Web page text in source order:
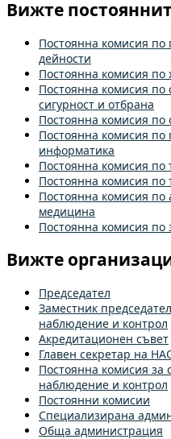
Вижте
Постоянна комисия по
дейности
Постоянна комисия по
Постоянна комисия
сигурност и отбрана
Постоянна комисия по
Постоянна комисия
информатика
Постоянна комисия по
Постоянна комисия по
Постоянна комисия по
медицина
Постоянна комисия по
Вижте
Председател
Заместник
наблюдение и контрол
Акредитационен съвет
Главен секретар на
Постоянна комисия за
наблюдение и контрол
Постоянни комисии
Специализирана
Обща администрация